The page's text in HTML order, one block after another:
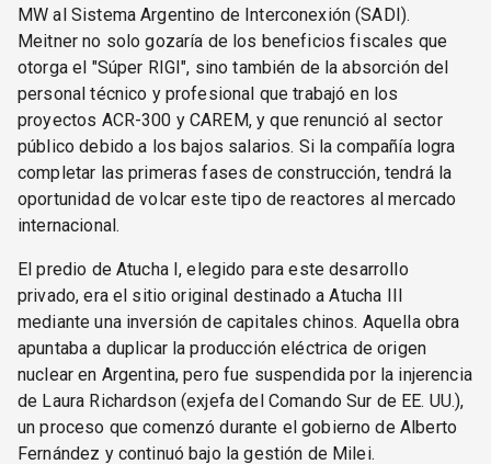
MW al Sistema Argentino de Interconexión (SADI).
Meitner no solo gozaría de los beneficios fiscales que
otorga el "Súper RIGI", sino también de la absorción del
personal técnico y profesional que trabajó en los
proyectos ACR-300 y CAREM, y que renunció al sector
público debido a los bajos salarios. Si la compañía logra
completar las primeras fases de construcción, tendrá la
oportunidad de volcar este tipo de reactores al mercado
internacional.
El predio de Atucha I, elegido para este desarrollo
privado, era el sitio original destinado a Atucha III
mediante una inversión de capitales chinos. Aquella obra
apuntaba a duplicar la producción eléctrica de origen
nuclear en Argentina, pero fue suspendida por la injerencia
de Laura Richardson (exjefa del Comando Sur de EE. UU.),
un proceso que comenzó durante el gobierno de Alberto
Fernández y continuó bajo la gestión de Milei.